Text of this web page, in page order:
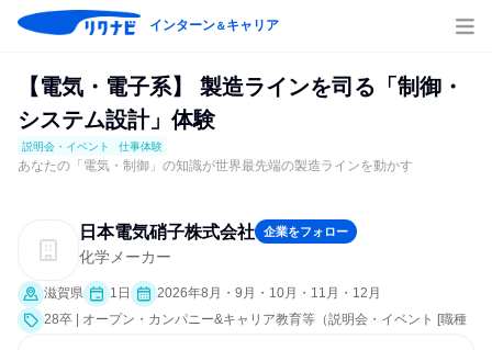
インターン＆キャリア
【電気・電子系】 製造ラインを司る「制御・
システム設計」体験
説明会・イベント 仕事体験
あなたの「電気・制御」の知識が世界最先端の製造ラインを動かす
日本電気硝子株式会社 企業をフォロー
化学メーカー
滋賀県 1日
2026年8月・9月・10月・11月・12月
28卒 | オープン・カンパニー&キャリア教育等（説明会・イベント [職種